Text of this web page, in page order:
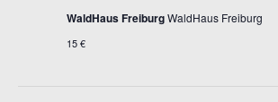
WaldHaus FreiburgWaldHaus Freiburg
15 €